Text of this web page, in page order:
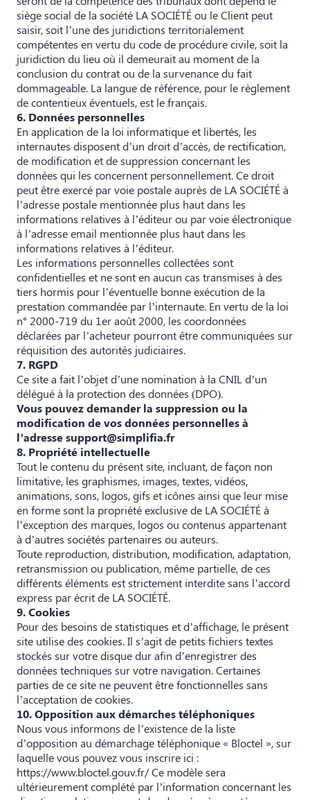
siège social de la société LA SOCIÉTÉ ou le Client peut
saisir, soit l’une des juridictions territorialement
compétentes en vertu du code de procédure civile, soit la
juridiction du lieu où il demeurait au moment de la
conclusion du contrat ou de la survenance du fait
dommageable. La langue de référence, pour le règlement
de contentieux éventuels, est le français.
6. Données personnelles
En application de la loi informatique et libertés, les
internautes disposent d’un droit d’accès, de rectification,
de modification et de suppression concernant les
données qui les concernent personnellement. Ce droit
peut être exercé par voie postale auprès de LA SOCIÉTÉ à
l’adresse postale mentionnée plus haut dans les
informations relatives à l’éditeur ou par voie électronique
à l’adresse email mentionnée plus haut dans les
informations relatives à l’éditeur.
Les informations personnelles collectées sont
confidentielles et ne sont en aucun cas transmises à des
tiers hormis pour l’éventuelle bonne exécution de la
prestation commandée par l’internaute. En vertu de la loi
n° 2000-719 du 1er août 2000, les coordonnées
déclarées par l’acheteur pourront être communiquées sur
réquisition des autorités judiciaires.
7. RGPD
Ce site a fait l’objet d’une nomination à la CNIL d’un
délégué à la protection des données (DPO).
Vous pouvez demander la suppression ou la
modification de vos données personnelles à
l’adresse support@simplifia.fr
8. Propriété intellectuelle
Tout le contenu du présent site, incluant, de façon non
limitative, les graphismes, images, textes, vidéos,
animations, sons, logos, gifs et icônes ainsi que leur mise
en forme sont la propriété exclusive de LA SOCIÉTÉ à
l’exception des marques, logos ou contenus appartenant
à d’autres sociétés partenaires ou auteurs.
Toute reproduction, distribution, modification, adaptation,
retransmission ou publication, même partielle, de ces
différents éléments est strictement interdite sans l’accord
express par écrit de LA SOCIÉTÉ.
9. Cookies
Pour des besoins de statistiques et d’affichage, le présent
site utilise des cookies. Il s’agit de petits fichiers textes
stockés sur votre disque dur afin d’enregistrer des
données techniques sur votre navigation. Certaines
parties de ce site ne peuvent être fonctionnelles sans
l’acceptation de cookies.
10. Opposition aux démarches téléphoniques
Nous vous informons de l’existence de la liste
d’opposition au démarchage téléphonique « Bloctel », sur
laquelle vous pouvez vous inscrire ici :
https://www.bloctel.gouv.fr/Ce modèle sera
ultérieurement complété par l’information concernant les